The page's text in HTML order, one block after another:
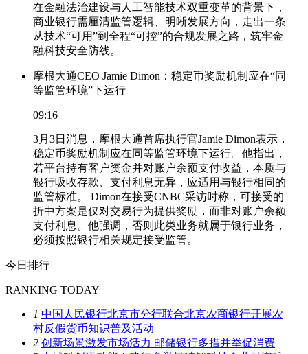
在金融法治建设与人工智能技术双重变革的背景下，
商业银行需厘清监管逻辑、明晰发展方向，走出一条
从技术“可用”到全程“可控”的合规发展之路，筑牢金
融科技安全防线。
摩根大通CEO Jamie Dimon：稳定币奖励机制应在“同
等监管环境”下运行
09:16
3月3日消息，摩根大通首席执行官Jamie Dimon表示，
稳定币奖励机制应在同等监管环境下运行。他指出，
若平台持有客户资金并对账户余额支付收益，本质与
银行吸收存款、支付利息无异，应适用与银行相同的
监管标准。 Dimon在接受CNBC采访时称，可接受的
折中方案是仅对交易行为提供奖励，而非对账户余额
支付利息。他强调，否则此类业务就属于银行业务，
必须按照银行相关规定接受监管。
今日排行
RANKING TODAY
1 中国人民银行北京市分行联合北京农商银行开展农
村反假货币知识普及活动
2 创新场景激发市场活力 邮储银行多措并举促消费